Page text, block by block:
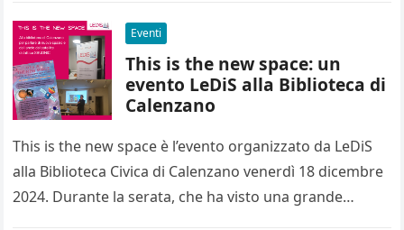
Eventi
This is the new space: un
evento LeDiS alla Biblioteca di
Calenzano
This is the new space è l’evento organizzato da LeDiS
alla Biblioteca Civica di Calenzano venerdì 18 dicembre
2024. Durante la serata, che ha visto una grande